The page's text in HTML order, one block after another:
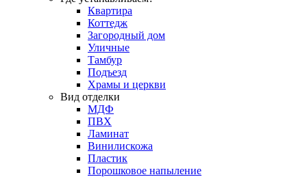
Квартира
Коттедж
Загородный дом
Уличные
Тамбур
Подъезд
Храмы и церкви
Вид отделки
МДФ
ПВХ
Ламинат
Винилискожа
Пластик
Порошковое напыление